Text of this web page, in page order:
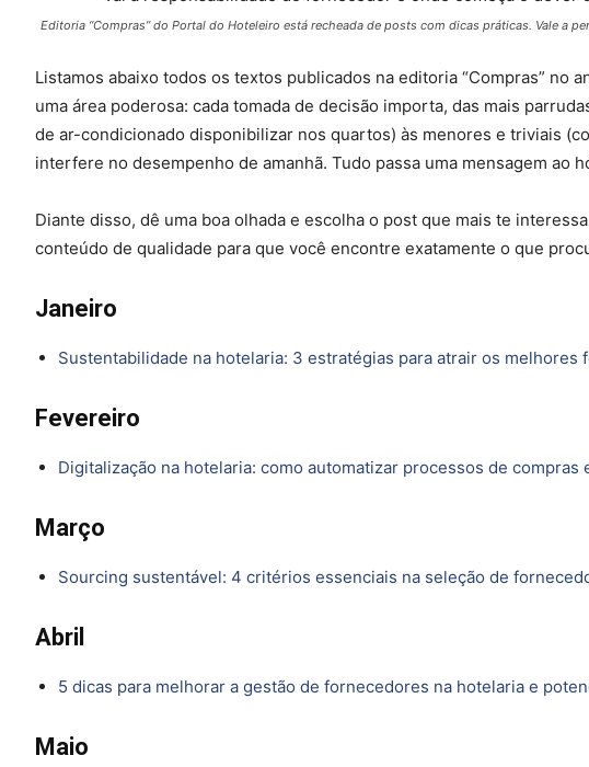
Editoria “Compras” do Portal do Hoteleiro está recheada de posts com dicas práticas. Vale a
Listamos abaixo todos os textos publicados na editoria “Compras” no
uma área poderosa: cada tomada de decisão importa, das mais
de ar-condicionado disponibilizar nos quartos) às menores e triviais
interfere no desempenho de amanhã. Tudo passa uma mensagem ao
Diante disso, dê uma boa olhada e escolha o post que mais te
conteúdo de qualidade para que você encontre exatamente o que
Janeiro
Sustentabilidade na hotelaria: 3 estratégias para atrair os melhores
Fevereiro
Digitalização na hotelaria: como automatizar processos de
Março
Sourcing sustentável: 4 critérios essenciais na seleção de
Abril
5 dicas para melhorar a gestão de fornecedores na hotelaria e
Maio